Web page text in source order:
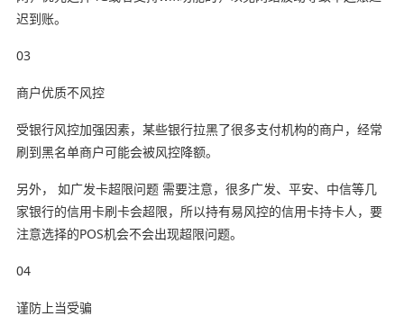
迟到账。
03
商户优质不风控
受银行风控加强因素，某些银行拉黑了很多支付机构的商户，经常
刷到黑名单商户可能会被风控降额。
另外， 如广发卡超限问题 需要注意，很多广发、平安、中信等几
家银行的信用卡刷卡会超限，所以持有易风控的信用卡持卡人，要
注意选择的POS机会不会出现超限问题。
04
谨防上当受骗